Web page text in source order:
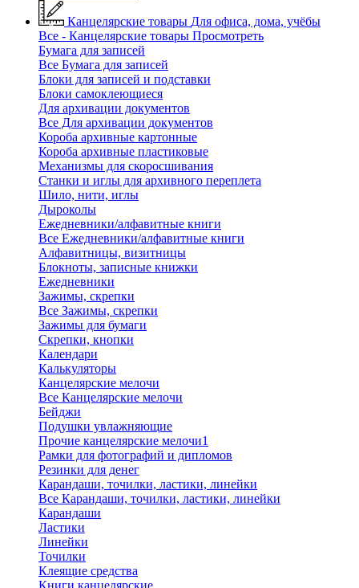
Канцелярские товары Для офиса, дома, учёбы
Все - Канцелярские товары Просмотреть
Бумага для записей
Все Бумага для записей
Блоки для записей и подставки
Блоки самоклеющиеся
Для архивации документов
Все Для архивации документов
Короба архивные картонные
Короба архивные пластиковые
Механизмы для скоросшивания
Станки и иглы для архивного переплета
Шило, нити, иглы
Дыроколы
Ежедневники/алфавитные книги
Все Ежедневники/алфавитные книги
Алфавитницы, визитницы
Блокноты, записные книжки
Ежедневники
Зажимы, скрепки
Все Зажимы, скрепки
Зажимы для бумаги
Скрепки, кнопки
Календари
Калькуляторы
Канцелярские мелочи
Все Канцелярские мелочи
Бейджи
Подушки увлажняющие
Прочие канцелярские мелочи1
Рамки для фотографий и дипломов
Резинки для денег
Карандаши, точилки, ластики, линейки
Все Карандаши, точилки, ластики, линейки
Карандаши
Ластики
Линейки
Точилки
Клеящие средства
Книги канцелярские